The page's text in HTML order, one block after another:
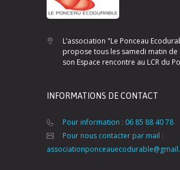
L’association "Le Ponceau
propose tous les samedi matin de
son Espace rencontre au LCR du
INFORMATIONS DE CONTACT
Pour information : 06 85 88 40 78
Pour nous contacter par mail :